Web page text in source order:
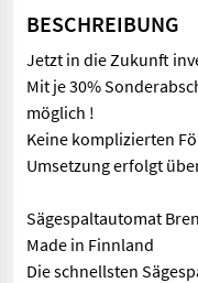
BESCHREIBUNG
Jetzt in die Zukunft
Mit je 30%
möglich !
Keine komplizierten
Umsetzung erfolgt
Sägespaltautomat
Made in Finnland
Die schnellsten